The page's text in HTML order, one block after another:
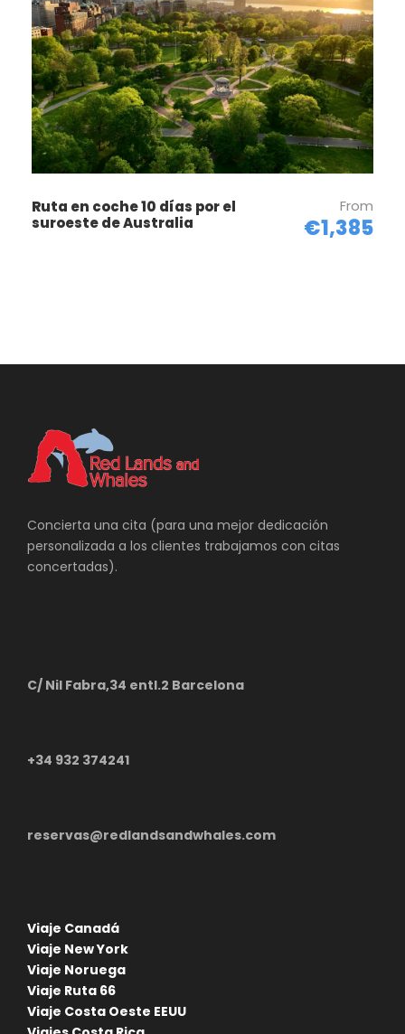
Viajes a Medida Australia
Ruta en coche por Australia
Ruta en coche 10 días por el
suroeste de Australia
From
€1,385
Concierta una cita (para una mejor dedicación
personalizada a los clientes trabajamos con citas
concertadas).
C/ Nil Fabra,34 entl.2 Barcelona
+34 932 374241
reservas@redlandsandwhales.com
Viaje Canadá
Viaje New York
Viaje Noruega
Viaje Ruta 66
Viaje Costa Oeste EEUU